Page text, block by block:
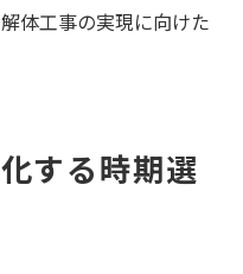
体工事の実現に向けた
する時期選